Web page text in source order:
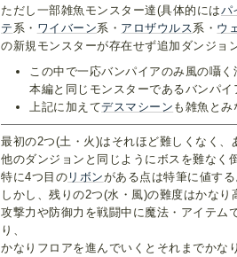
ただし一部雑魚モンスター達(具体的にはパ
テ 系・ ワイバーン系・ アロザウルス 系・ ウ
の新規モンスターが存在せず追加ダンジョ
この中で一応バンパイアのみ風の囁
本編と同じモンスターであるバンパ
上記に加えてデスマシーン も雑魚とみ
最初の2つ(土・火)はそれほど難しくなく、
他のダンジョンと同じようにボスを難なく
特に4つ目の リボンがある点は特筆に値する
しかし、残りの2つ(水・風)の難度はかなり
攻撃力や防御力を戦闘中に魔法・アイテム
り、
かなりフロアを進んでいくとそれまでかな